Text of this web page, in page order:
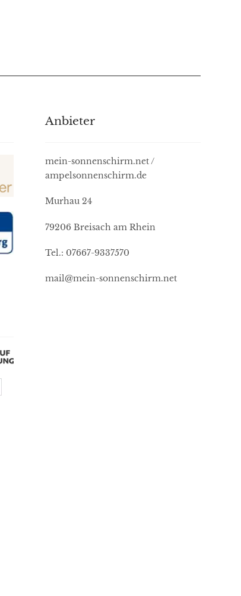
Anbieter
mein-sonnenschirm.net /
ampelsonnenschirm.de
Murhau 24
79206 Breisach am Rhein
Tel.: 07667-9337570
mail@mein-sonnenschirm.net